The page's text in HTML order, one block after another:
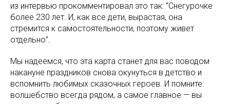
из интервью прокомментировал это так: “Снегурочке
более 230 лет. И, как все дети, вырастая, она
стремится к самостоятельности, поэтому живет
отдельно”.
Мы надеемся, что эта карта станет для вас поводом
накануне праздников снова окунуться в детство и
вспомнить любимых сказочных героев. И помните:
волшебство всегда рядом, а самое главное — вы